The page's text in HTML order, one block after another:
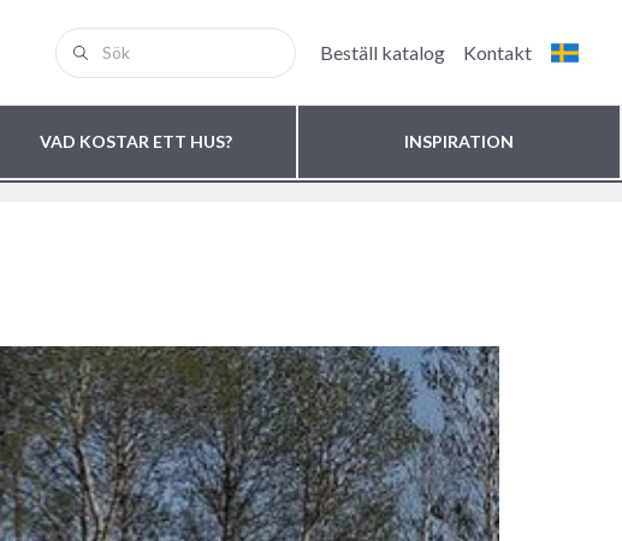
Beställ katalog Kontakt
VAD KOSTAR ETT HUS? INSPIRATION